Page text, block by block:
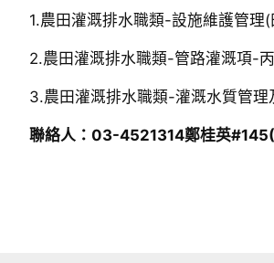
1.農田灌溉排水職類-設施維護管理
2.農田灌溉排水職類-管路灌溉項-
3.農田灌溉排水職類-灌溉水質管
聯絡人：03-4521314鄭桂英